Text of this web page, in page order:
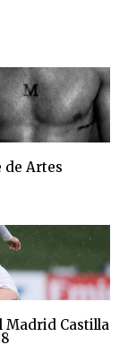
de Artes
Madrid Castilla